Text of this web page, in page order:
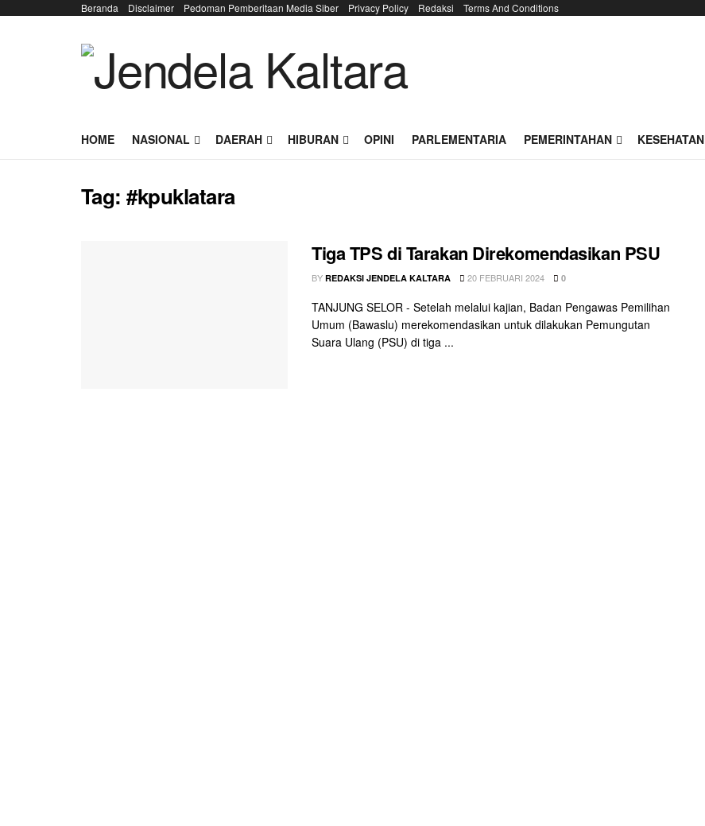
Beranda Disclaimer Pedoman Pemberitaan Media Siber Privacy Policy Redaksi Terms And Conditions
HOME NASIONAL DAERAH HIBURAN OPINI PARLEMENTARIA PEMERINTAHAN KESEHATAN
Tag:#kpuklatara
Tiga TPS di Tarakan Direkomendasikan PSU
BY REDAKSI JENDELA KALTARA 20 FEBRUARI 2024 0
TANJUNG SELOR - Setelah melalui kajian, Badan Pengawas Pemilihan
Umum (Bawaslu) merekomendasikan untuk dilakukan Pemungutan
Suara Ulang (PSU) di tiga ...